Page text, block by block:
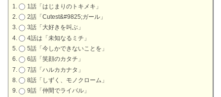
1話「はじまりのトキメキ」
2話「Cutest&#9825;ガール」
3話「大好きを叫ぶ」
4話は「未知なるミチ」
5話「今しかできないことを」
6話「笑顔のカタチ」
7話「ハルカカナタ」
8話「しずく、モノクローム」
9話「仲間でライバル」